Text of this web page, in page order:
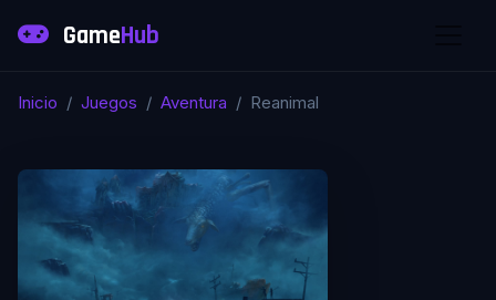
GameHub
Inicio Juegos Aventura Reanimal